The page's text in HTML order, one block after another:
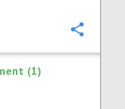
(1)